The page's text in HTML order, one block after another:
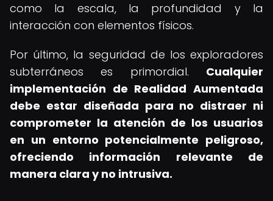
como la escala, la profundidad y la
interacción con elementos físicos.
Por último, la seguridad de los exploradores
subterráneos es primordial. Cualquier
implementación de Realidad Aumentada
debe estar diseñada para no distraer ni
comprometer la atención de los usuarios
en un entorno potencialmente peligroso,
ofreciendo información relevante de
manera clara y no intrusiva.